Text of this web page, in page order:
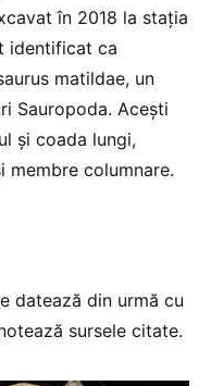
în 2018 la staţia
identificat ca
matildae, un
Sauropoda. Aceşti
şi coada lungi,
membre columnare.
datează din urmă cu
sursele citate.